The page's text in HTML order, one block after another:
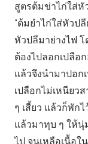
สูตรต้มข่าไก่ใส่หั
“ต้มยำไก่ใส่หัวป
หัวปลีมาย่างไฟ
ต้องไปลอกเปลือ
แล้วจึงนำมาปอก
เปลือกไม่เหนียว
ๆ เสี้ยว แล้วก็พัก
แล้วมาทุบ ๆ ให้นุ่
ไป จนเหลือเนื้อ